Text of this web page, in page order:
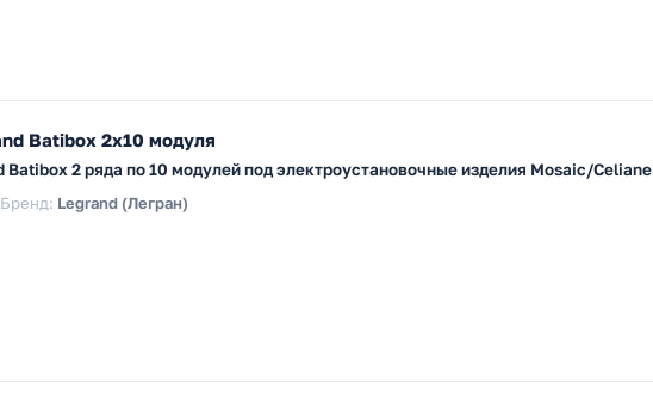
Batibox 2x10 модуля
Batibox 2 ряда по 10 модулей под электроустановочные изделия Mosaic/Celiane
Бренд: Legrand (Легран)